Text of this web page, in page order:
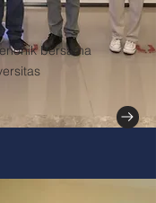
bersama